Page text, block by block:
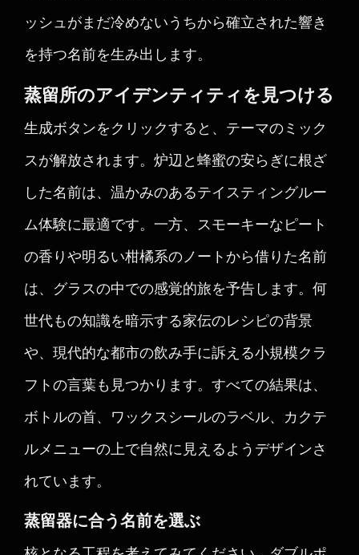
ッシュがまだ冷めないうちから確立された響き
を持つ名前を生み出します。
蒸留所のアイデンティティを見つける
生成ボタンをクリックすると、テーマのミック
スが解放されます。炉辺と蜂蜜の安らぎに根ざ
した名前は、温かみのあるテイスティングルー
ム体験に最適です。一方、スモーキーなピート
の香りや明るい柑橘系のノートから借りた名前
は、グラスの中での感覚的旅を予告します。何
世代もの知識を暗示する家伝のレシピの背景
や、現代的な都市の飲み手に訴える小規模クラ
フトの言葉も見つかります。すべての結果は、
ボトルの首、ワックスシールのラベル、カクテ
ルメニューの上で自然に見えるようデザインさ
れています。
蒸留器に合う名前を選ぶ